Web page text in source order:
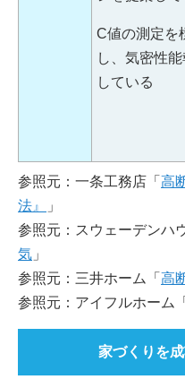
C値の測定を
し、気密性
している
参照元：一条工務店「 高
法』
」
参照元：スウェーデンハ
気 」
参照元：三井ホーム「 高
参照元：アイフルホーム「
家づくりを